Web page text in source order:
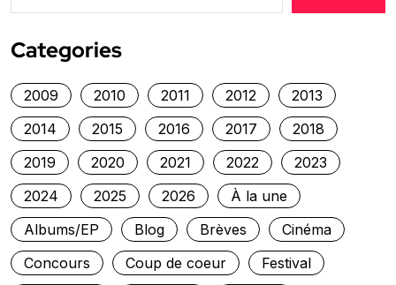
Categories
2009 2010 2011 2012
2013
2014
2015 2016 2017
2018
2019
2020 2021 2022
2023
2024
2025 2026
À la une
Albums/EP
Blog Brèves
Cinéma
Concours
Coup de coeur
Festival